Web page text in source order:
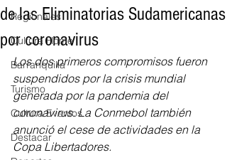
Regionales
Cultura Home
Barranquilla
Turismo
Cultura Eventos
Destacar
de las Eliminatorias Sudamericanas
por coronavirus
Los dos primeros compromisos fueron
suspendidos por la crisis mundial
generada por la pandemia del
coronavirus. La Conmebol también
anunció el cese de actividades en la
Copa Libertadores.